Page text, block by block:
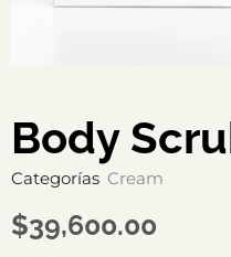
Body
Categorías Cream
$39,600.00